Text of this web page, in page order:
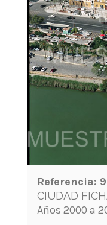
Referencia:
CIUDAD
Años 2000 a